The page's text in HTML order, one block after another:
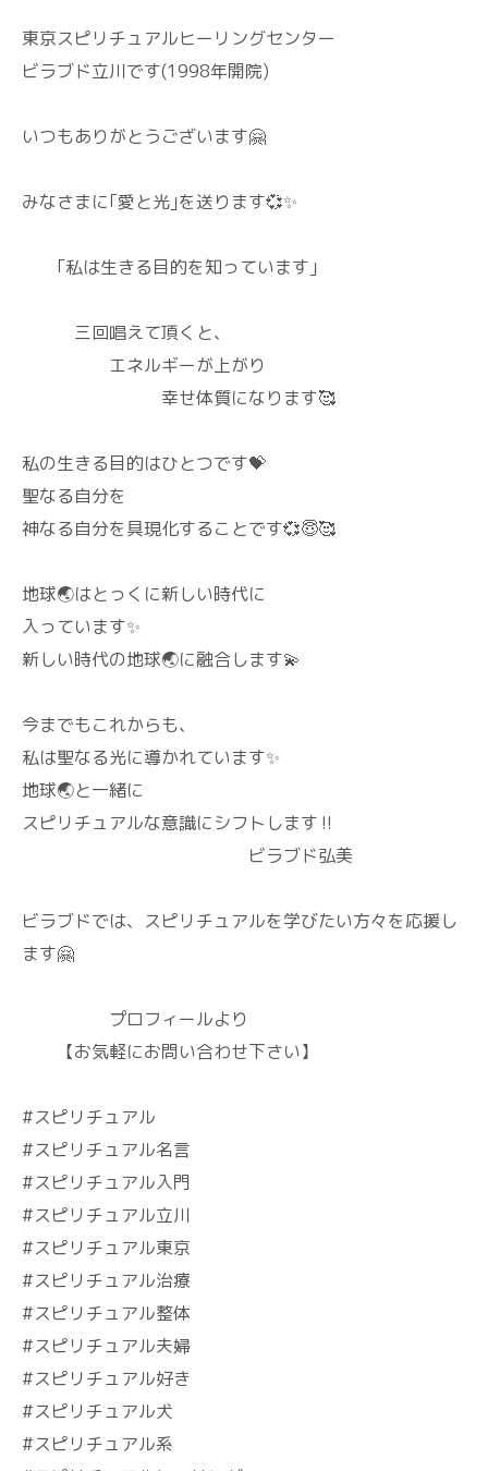
東京スピリチュアルヒーリングセンター
ビラブド立川です(1998年開院)
いつもありがとうございます🤗
みなさまに｢愛と光｣を送ります💞✨
｢私は生きる目的を知っています｣
三回唱えて頂くと、
エネルギーが上がり
幸せ体質になります🥰
私の生きる目的はひとつです💝
聖なる自分を
神なる自分を具現化することです💞😇🥰
地球🌏️はとっくに新しい時代に
入っています✨
新しい時代の地球🌏️に融合します💫
今までもこれからも、
私は聖なる光に導かれています✨
地球🌏️と一緒に
スピリチュアルな意識にシフトします‼️
ビラブド弘美
ビラブドでは、スピリチュアルを学びたい方々を応援し
ます🤗
プロフィールより
【お気軽にお問い合わせ下さい】
#スピリチュアル
#スピリチュアル名言
#スピリチュアル入門
#スピリチュアル立川
#スピリチュアル東京
#スピリチュアル治療
#スピリチュアル整体
#スピリチュアル夫婦
#スピリチュアル好き
#スピリチュアル犬
#スピリチュアル系